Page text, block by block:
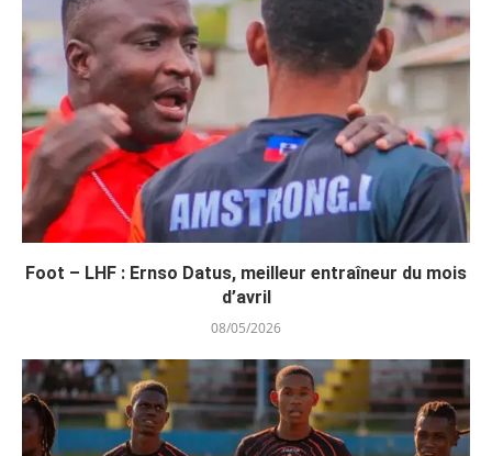
Foot – LHF : Ernso Datus, meilleur entraîneur du mois
d’avril
08/05/2026